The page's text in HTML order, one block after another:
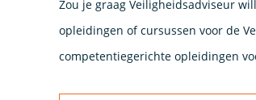
Zou je graag Veiligheidsadviseur
opleidingen of cursussen voor de
competentiegerichte opleidingen